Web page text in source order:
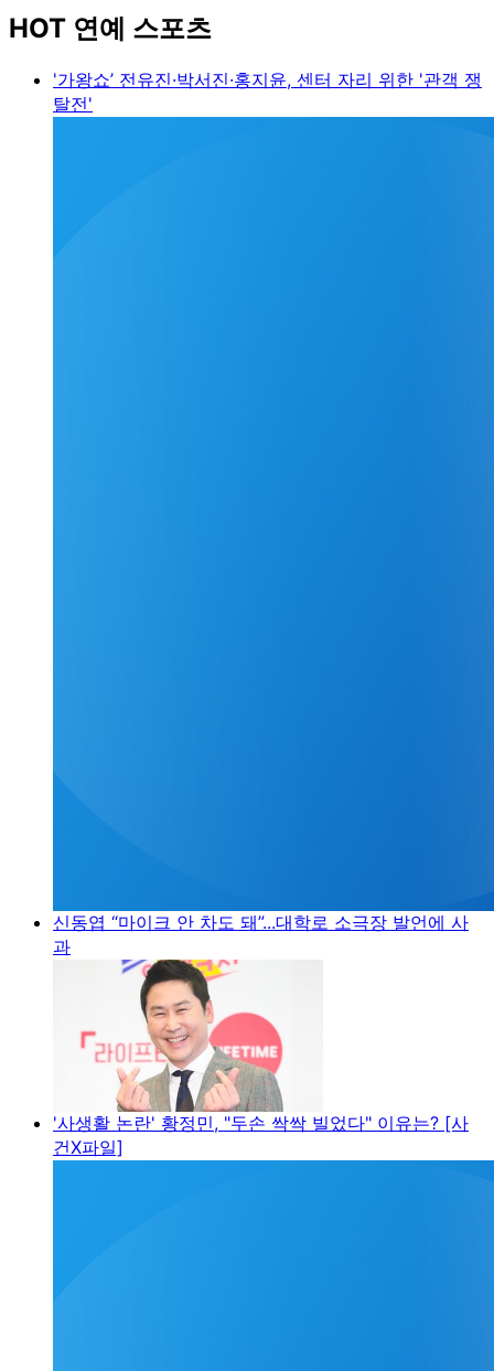
HOT 연예 스포츠
'가왕쇼’ 전유진·박서진·홍지윤, 센터 자리 위한 '관객 쟁
탈전'
신동엽 “마이크 안 차도 돼”...대학로 소극장 발언에 사
과
'사생활 논란' 황정민, "두손 싹싹 빌었다" 이유는? [사
건X파일]